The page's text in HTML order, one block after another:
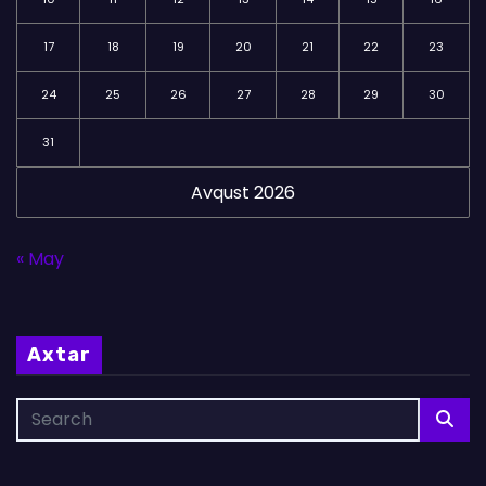
Avqust 2026
17 18 19 20 21 22 23
24 25 26 27 28 29 30
31
« May
Axtar